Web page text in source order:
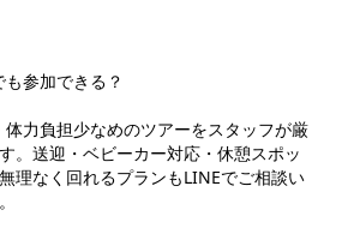
参加できる？
体力負担少なめのツアーをスタッフが厳
。送迎・ベビーカー対応・休憩スポッ
理なく回れるプランもLINEでご相談い